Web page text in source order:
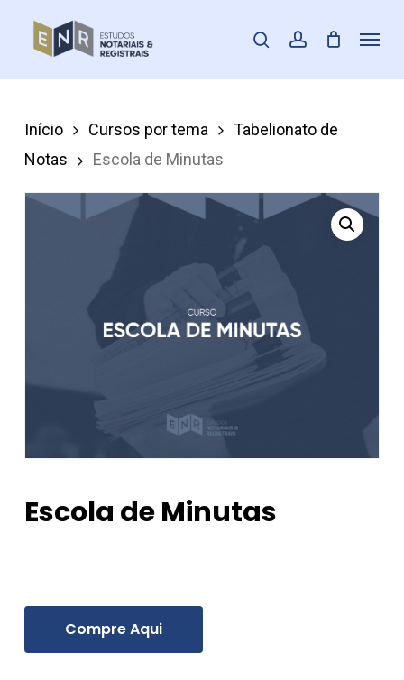
pesquisar
account
Menu
Início Cursos por tema
Tabelionato de
Notas
Escola de Minutas
Escola de Minutas
Compre Aqui